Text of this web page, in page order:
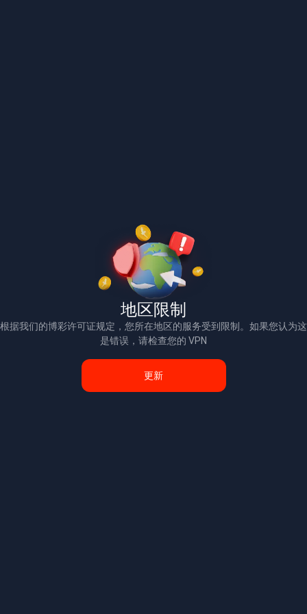
地区限制
根据我们的博彩许可证规定，您所在地区的服务受到限制。如果您认为这
是错误，请检查您的 VPN
更新